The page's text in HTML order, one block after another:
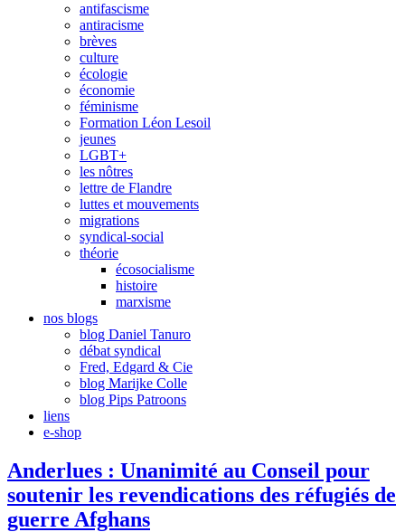
antifascisme
antiracisme
brèves
culture
écologie
économie
féminisme
Formation Léon Lesoil
jeunes
LGBT+
les nôtres
lettre de Flandre
luttes et mouvements
migrations
syndical-social
théorie
écosocialisme
histoire
marxisme
nos blogs
blog Daniel Tanuro
débat syndical
Fred, Edgard & Cie
blog Marijke Colle
blog Pips Patroons
liens
e-shop
Anderlues : Unanimité au Conseil pour
soutenir les revendications des réfugiés de
guerre Afghans